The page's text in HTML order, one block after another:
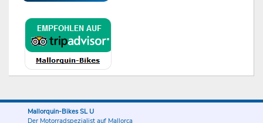
Mallorquin-Bikes SL U
Der Motorradspezialist auf Mallorca